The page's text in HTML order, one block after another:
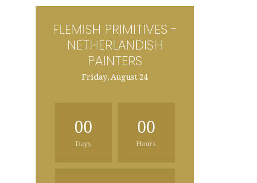
FLEMISH PRIMITIVES -
NETHERLANDISH
PAINTERS
Friday, August 24
00
Days
00
Hours